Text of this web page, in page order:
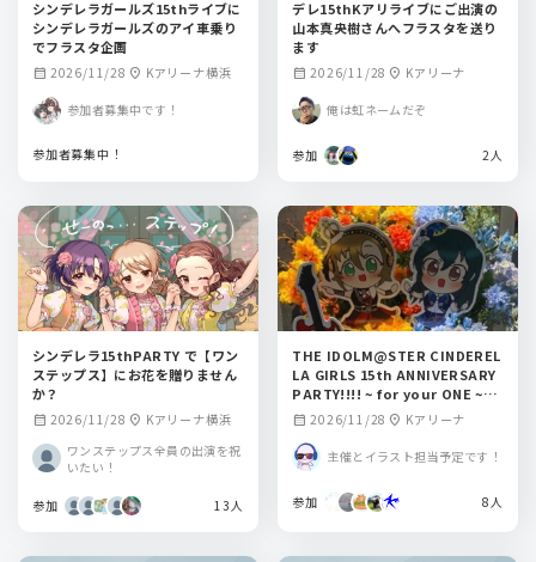
シンデレラガールズ15thライブに
シンデレラガールズのアイ車乗り
でフラスタ企画
calendar_month 2026/11/28 location_on Kアリーナ横浜
参加者募集中です！
参加者募集中！
デレ15thKアリライブにご出演の
山本真央樹さんへフラスタを送り
ます
calendar_month 2026/11/28 location_on Kアリーナ
俺は虹ネームだぞ
参加 2人
シンデレラ15thPARTY で【ワン
ステップス】にお花を贈りません
か？
calendar_month 2026/11/28 location_on Kアリーナ横浜
ワンステップス全員の出演を祝
いたい！
参加 13人
THE IDOLM@STER CINDEREL
LA GIRLS 15th ANNIVERSARY
PARTY!!!! ~ for your ONE ~
多田李衣菜役青木瑠璃子さんにフ
ラワースタンドを出しませんか？
calendar_month 2026/11/28 location_on Kアリーナ
主催とイラスト担当予定です！
参加 8人